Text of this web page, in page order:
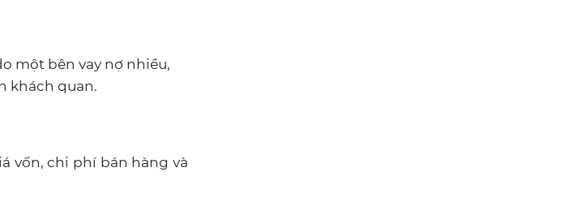
một bên vay nợ nhiều,
khách quan.
vốn, chi phí bán hàng và